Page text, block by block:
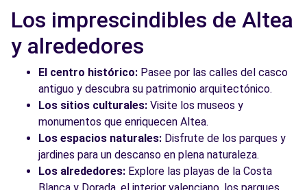
Los imprescindibles de Altea
y alrededores
El centro histórico: Pasee por las calles del casco
antiguo y descubra su patrimonio arquitectónico.
Los sitios culturales: Visite los museos y
monumentos que enriquecen Altea.
Los espacios naturales: Disfrute de los parques y
jardines para un descanso en plena naturaleza.
Los alrededores: Explore las playas de la Costa